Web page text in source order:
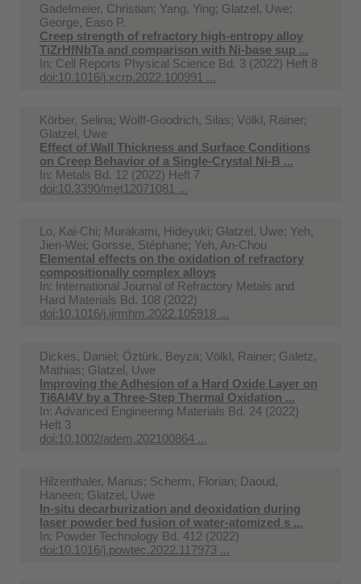
Gadelmeier, Christian; Yang, Ying; Glatzel, Uwe;
George, Easo P.
Creep strength of refractory high-entropy alloy
TiZrHfNbTa and comparison with Ni-base sup ...
In: Cell Reports Physical Science Bd. 3 (2022) Heft 8
doi:10.1016/j.xcrp.2022.100991 ...
Körber, Selina; Wolff-Goodrich, Silas; Völkl, Rainer;
Glatzel, Uwe
Effect of Wall Thickness and Surface Conditions
on Creep Behavior of a Single-Crystal Ni-B ...
In: Metals Bd. 12 (2022) Heft 7
doi:10.3390/met12071081 ...
Lo, Kai-Chi; Murakami, Hideyuki; Glatzel, Uwe; Yeh,
Jien-Wei; Gorsse, Stéphane; Yeh, An-Chou
Elemental effects on the oxidation of refractory
compositionally complex alloys
In: International Journal of Refractory Metals and
Hard Materials Bd. 108 (2022)
doi:10.1016/j.ijrmhm.2022.105918 ...
Dickes, Daniel; Öztürk, Beyza; Völkl, Rainer; Galetz,
Mathias; Glatzel, Uwe
Improving the Adhesion of a Hard Oxide Layer on
Ti6Al4V by a Three-Step Thermal Oxidation ...
In: Advanced Engineering Materials Bd. 24 (2022)
Heft 3
doi:10.1002/adem.202100864 ...
Hilzenthaler, Marius; Scherm, Florian; Daoud,
Haneen; Glatzel, Uwe
In-situ decarburization and deoxidation during
laser powder bed fusion of water-atomized s ...
In: Powder Technology Bd. 412 (2022)
doi:10.1016/j.powtec.2022.117973 ...